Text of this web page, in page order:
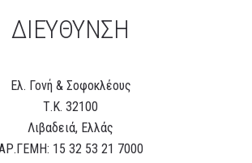
ΔΙΕΥΘΥΝΣΗ
Eλ. Γονή & Σοφοκλέους
Τ.Κ. 32100
Λιβαδειά, Ελλάς
15 32 53 21 7000